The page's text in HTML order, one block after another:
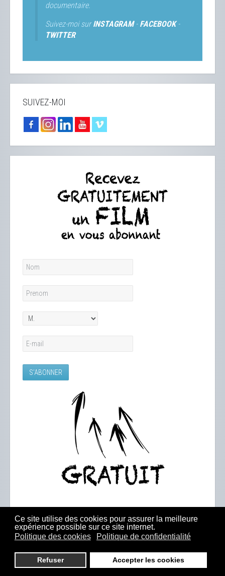
Ce site utilise des cookies pour assurer la meilleure
expérience possible sur ce site internet.
Politique des cookies
Politique de confidentialité
Refuser Accepter les cookies
documentaire.
Suivez-moi surINSTAGRAM- FACEBOOK-
TWITTER
SUIVEZ-MOI